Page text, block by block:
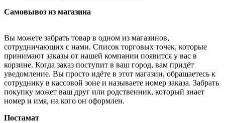
Самовывоз из магазина
Вы можете забрать товар в одном из магазинов,
сотрудничающих с нами. Список торговых точек, которые
принимают заказы от нашей компании появится у вас в
корзине. Когда заказ поступит в ваш город, вам придёт
уведомление. Вы просто идёте в этот магазин, обращаетесь к
сотруднику в кассовой зоне и называете номер заказа. Забрать
покупку может ваш друг или родственник, который знает
номер и имя, на кого он оформлен.
Постамат